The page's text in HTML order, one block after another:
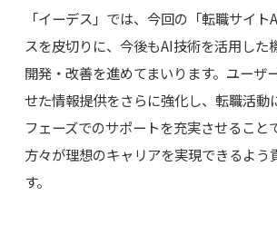
「イーデス」では、今回の「転職サイ
スを皮切りに、今後もAI技術を活用した
開発・改善を進めてまいります。ユーザ
せた情報提供をさらに強化し、転職活動
フェーズでのサポートを充実させること
方々が理想のキャリアを実現できるよう
す。